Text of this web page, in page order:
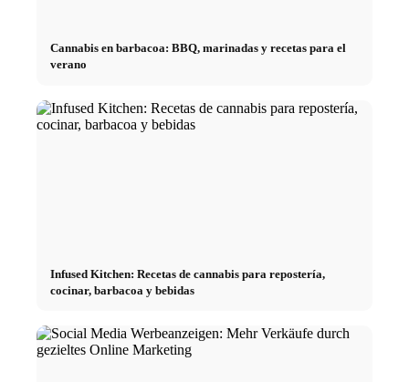
Cannabis en barbacoa: BBQ, marinadas y recetas para el
verano
Infused Kitchen: Recetas de cannabis para repostería,
cocinar, barbacoa y bebidas